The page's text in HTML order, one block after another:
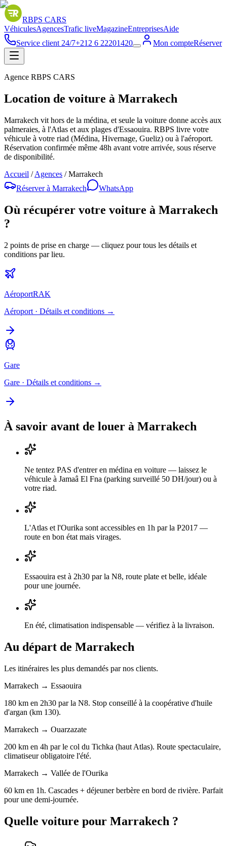
RBPS CARS
VéhiculesAgencesTrafic liveMagazineEntreprisesAide
Service client 24/7+212 6 22201420 Mon compteRéserver
Agence RBPS CARS
Location de voiture à Marrakech
Marrakech vit hors de la médina, et seule la voiture donne accès aux
palmeraies, à l'Atlas et aux plages d'Essaouira. RBPS livre votre
véhicule à votre riad (Médina, Hivernage, Gueliz) ou à l'aéroport.
Réservation confirmée même 48h avant votre arrivée, sous réserve
de disponibilité.
Accueil /Agences /Marrakech
Réserver à Marrakech WhatsApp
Où récupérer votre voiture à Marrakech
?
2 points de prise en charge — cliquez pour tous les détails et
conditions par lieu.
AéroportRAK
Aéroport · Détails et conditions →
Gare
Gare · Détails et conditions →
À savoir avant de louer à Marrakech
Ne tentez PAS d'entrer en médina en voiture — laissez le
véhicule à Jamaâ El Fna (parking surveillé 50 DH/jour) ou à
votre riad.
L'Atlas et l'Ourika sont accessibles en 1h par la P2017 —
route en bon état mais virages.
Essaouira est à 2h30 par la N8, route plate et belle, idéale
pour une journée.
En été, climatisation indispensable — vérifiez à la livraison.
Au départ de Marrakech
Les itinéraires les plus demandés par nos clients.
Marrakech → Essaouira
180 km en 2h30 par la N8. Stop conseillé à la coopérative d'huile
d'argan (km 130).
Marrakech → Ouarzazate
200 km en 4h par le col du Tichka (haut Atlas). Route spectaculaire,
climatiseur obligatoire l'été.
Marrakech → Vallée de l'Ourika
60 km en 1h. Cascades + déjeuner berbère en bord de rivière. Parfait
pour une demi-journée.
Quelle voiture pour Marrakech ?